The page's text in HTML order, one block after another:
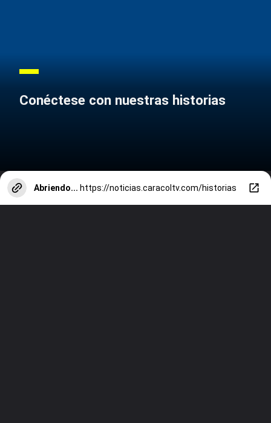
Conéctese con nuestras historias
Abriendo... https://noticias.caracoltv.com/historias